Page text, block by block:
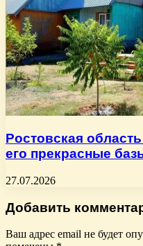
Ростовская
его прекрасные
27.07.2026
Добавить
Ваш адрес email не будет